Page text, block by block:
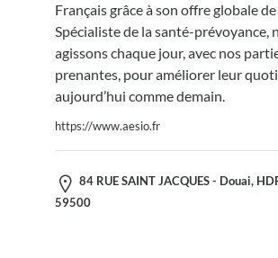
Français grâce à son offre globale
Spécialiste de la santé-prévoyance,
agissons chaque jour, avec nos
prenantes, pour améliorer leur
aujourd’hui comme demain.
https://www.aesio.fr
84 RUE SAINT JACQUES - Douai,
59500